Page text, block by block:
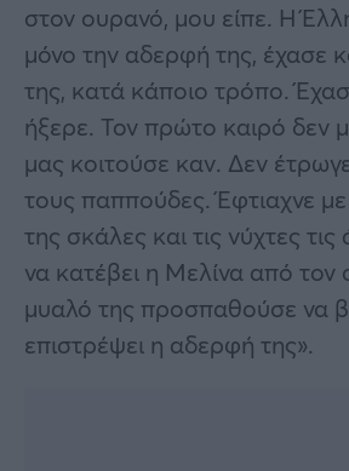
στον ουρανό, μου είπε. Η
μόνο την αδερφή της, έχασε
της, κατά κάποιο τρόπο.
ήξερε. Τον πρώτο καιρό δεν
μας κοιτούσε καν. Δεν
τους παππούδες. Έφτιαχνε
της σκάλες και τις νύχτες
να κατέβει η Μελίνα από
μυαλό της προσπαθούσε να
επιστρέψει η αδερφή της».